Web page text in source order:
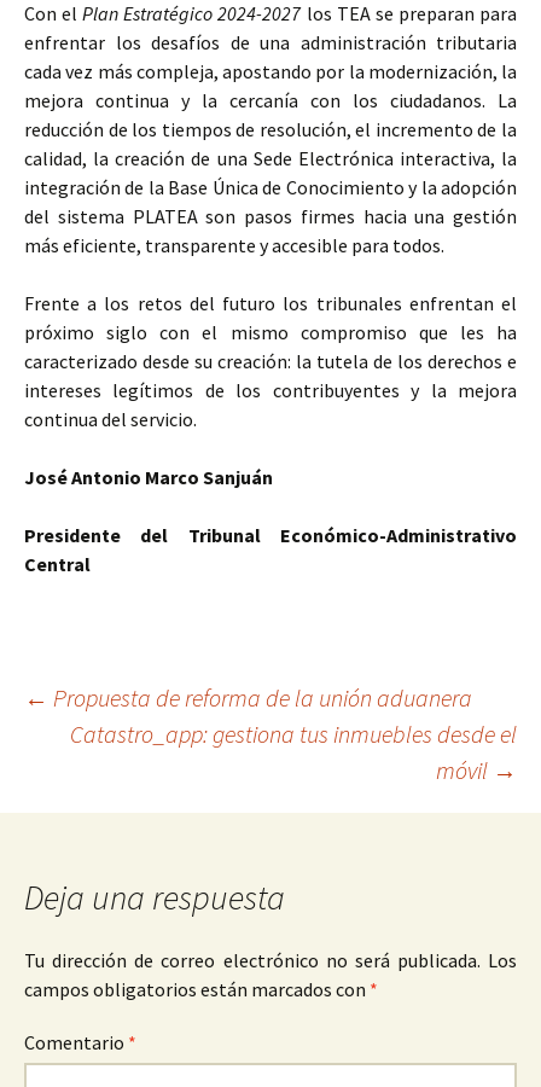
Con elPlan Estratégico 2024-2027los TEA se preparan para
enfrentar los desafíos de una administración tributaria
cada vez más compleja, apostando por la modernización, la
mejora continua y la cercanía con los ciudadanos. La
reducción de los tiempos de resolución, el incremento de la
calidad, la creación de una Sede Electrónica interactiva, la
integración de la Base Única de Conocimiento y la adopción
del sistema PLATEA son pasos firmes hacia una gestión
más eficiente, transparente y accesible para todos.
Frente a los retos del futuro los tribunales enfrentan el
próximo siglo con el mismo compromiso que les ha
caracterizado desde su creación: la tutela de los derechos e
intereses legítimos de los contribuyentes y la mejora
continua del servicio.
José Antonio Marco Sanjuán
Presidente del Tribunal Económico-Administrativo
Central
Navegación
← Propuesta de reforma de la unión aduanera
Catastro_app: gestiona tus inmuebles desde el
móvil →
Deja una respuesta
Tu dirección de correo electrónico no será publicada. Los
campos obligatorios están marcados con *
Comentario *